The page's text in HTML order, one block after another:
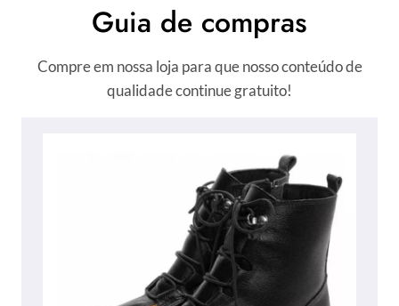
Guia de compras
Compre em nossa loja para que nosso conteúdo de
qualidade continue gratuito!